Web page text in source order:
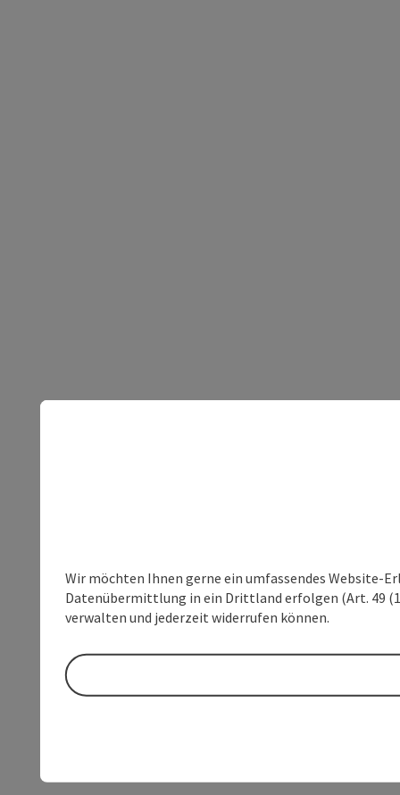
Wir möchten Ihnen gerne ein umfassendes Website-
Datenübermittlung in ein Drittland erfolgen (Art. 49
verwalten und jederzeit widerrufen können.